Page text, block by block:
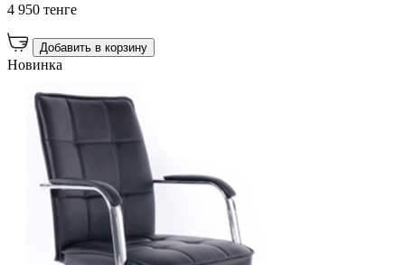
4 950 тенге
Добавить в корзину
Новинка